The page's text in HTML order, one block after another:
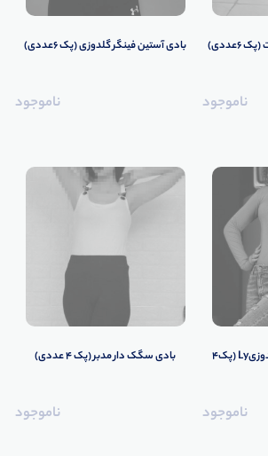
ناموجود
بادی آستین فینگر گلدوزی (پک 6عددی)
ناموجود
بادی یقه اسکی فینگر گلدوزیLy (پک4
ناموجود
بادی سگک دار مدبر (پک 4 عددی)
ناموجود